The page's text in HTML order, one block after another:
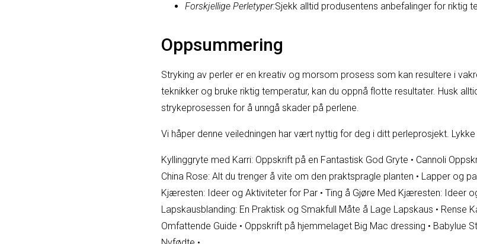
Forskjellige Perletyper:Sjekk alltid produsentens anbefalinger for riktig
Oppsummering
Stryking av perler er en kreativ og morsom prosess som kan resultere i
teknikker og bruke riktig temperatur, kan du oppnå flotte resultater. Husk
strykeprosessen for å unngå skader på perlene.
Vi håper denne veiledningen har vært nyttig for deg i ditt perleprosjekt.
Kyllinggryte med Karri: Oppskrift på en Fantastisk God Gryte • Cannoli
China Rose: Alt du trenger å vite om den praktspragle planten • Lapper og
Kjæresten: Ideer og Aktiviteter for Par • Ting å Gjøre Med Kjæresten: Ideer
Lapskausblanding: En Praktisk og Smakfull Måte å Lage Lapskaus • Rense
Omfattende Guide • Oppskrift på hjemmelaget Big Mac dressing • Babylue